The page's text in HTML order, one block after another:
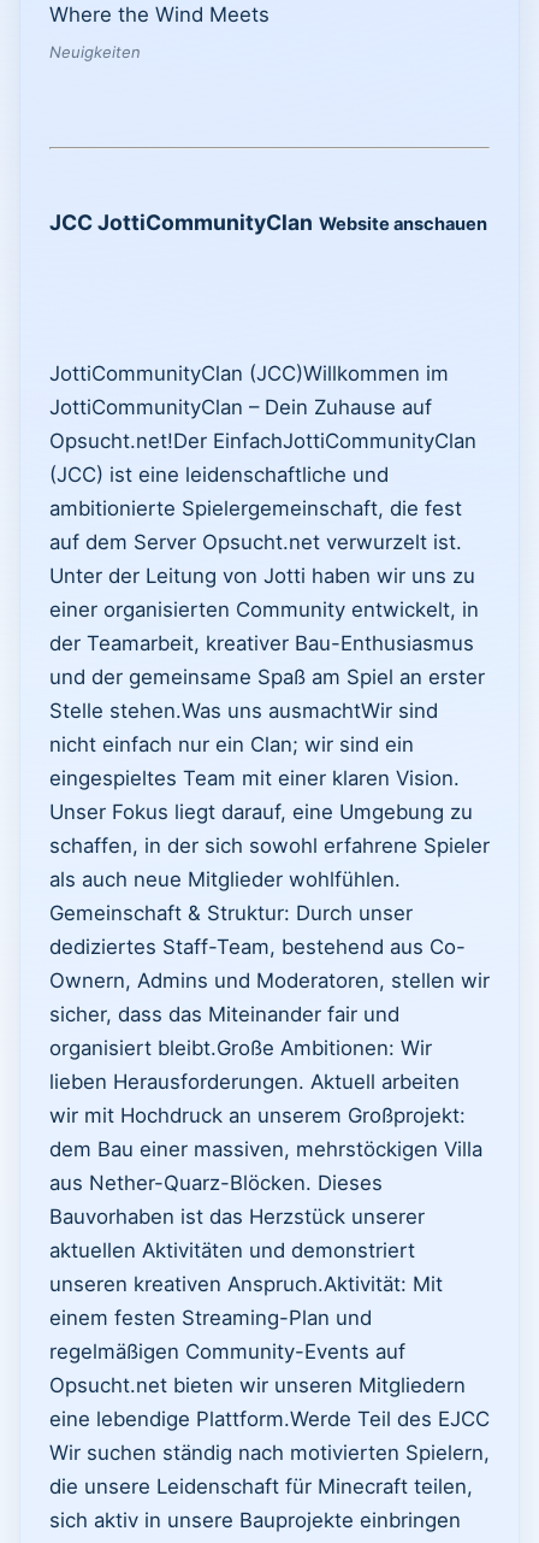
Where the Wind Meets
Neuigkeiten
JCC JottiCommunityClan Website anschauen
JottiCommunityClan (JCC) ​Willkommen im
JottiCommunityClan – Dein Zuhause auf
Opsucht.net! ​Der EinfachJottiCommunityClan
(JCC) ist eine leidenschaftliche und
ambitionierte Spielergemeinschaft, die fest
auf dem Server Opsucht.net verwurzelt ist.
Unter der Leitung von Jotti haben wir uns zu
einer organisierten Community entwickelt, in
der Teamarbeit, kreativer Bau-Enthusiasmus
und der gemeinsame Spaß am Spiel an erster
Stelle stehen. ​Was uns ausmacht ​Wir sind
nicht einfach nur ein Clan; wir sind ein
eingespieltes Team mit einer klaren Vision.
Unser Fokus liegt darauf, eine Umgebung zu
schaffen, in der sich sowohl erfahrene Spieler
als auch neue Mitglieder wohlfühlen. ​
Gemeinschaft & Struktur: Durch unser
dediziertes Staff-Team, bestehend aus Co-
Ownern, Admins und Moderatoren, stellen wir
sicher, dass das Miteinander fair und
organisiert bleibt. ​Große Ambitionen: Wir
lieben Herausforderungen. Aktuell arbeiten
wir mit Hochdruck an unserem Großprojekt:
dem Bau einer massiven, mehrstöckigen Villa
aus Nether-Quarz-Blöcken. Dieses
Bauvorhaben ist das Herzstück unserer
aktuellen Aktivitäten und demonstriert
unseren kreativen Anspruch. ​Aktivität: Mit
einem festen Streaming-Plan und
regelmäßigen Community-Events auf
Opsucht.net bieten wir unseren Mitgliedern
eine lebendige Plattform. ​Werde Teil des EJCC ​
Wir suchen ständig nach motivierten Spielern,
die unsere Leidenschaft für Minecraft teilen,
sich aktiv in unsere Bauprojekte einbringen